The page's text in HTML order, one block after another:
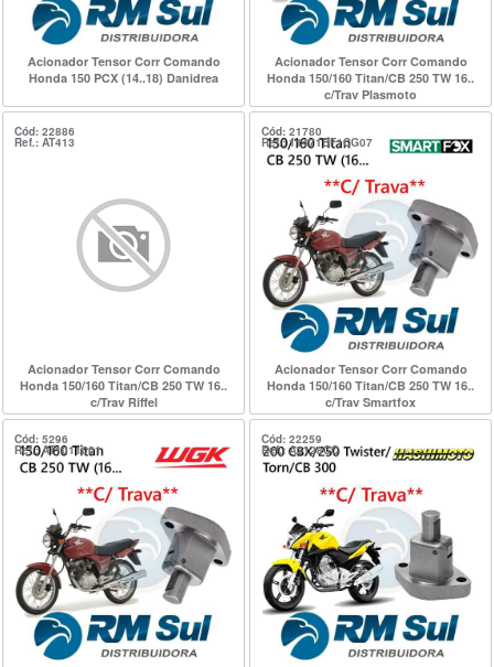
Acionador Tensor Corr Comando
Honda 150 PCX (14..18) Danidrea
Acionador Tensor Corr Comando
Honda 150/160 Titan/CB 250 TW 16..
c/Trav Plasmoto
Cód: 22886
Ref.: AT413
Acionador Tensor Corr Comando
Honda 150/160 Titan/CB 250 TW 16..
c/Trav Riffel
Cód: 21780
Ref.: 11471BF1CG07
Acionador Tensor Corr Comando
Honda 150/160 Titan/CB 250 TW 16..
c/Trav Smartfox
Cód: 5296
Ref.: AT1011001
Cód: 22259
Ref.: A2128CC